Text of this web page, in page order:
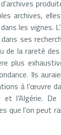
archives,
les vignes.
ses
la rareté
plus
Ils
à l’œuvre
l’Algérie. De
l’on peut